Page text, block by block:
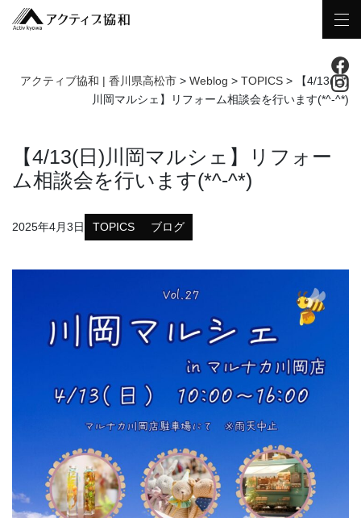
アクティブ協和 | 香川県高松市 > Weblog > TOPICS >
【4/13(日)
川岡マルシェ】リフォーム相談会を行います(*^-^*)
【4/13(日)川岡マルシェ】リフォー
ム相談会を行います(*^-^*)
2025年4月3日 TOPICS ブログ